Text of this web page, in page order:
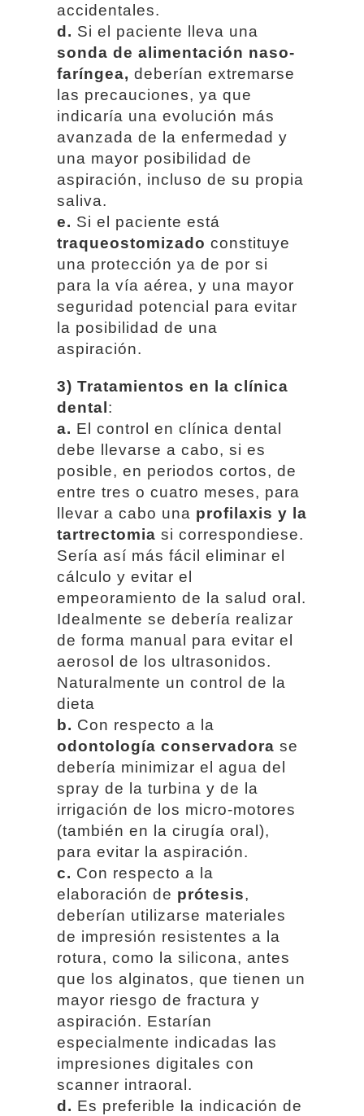
accidentales.
d. Si el paciente lleva una
sonda de alimentación naso-
faríngea, deberían extremarse
las precauciones, ya que
indicaría una evolución más
avanzada de la enfermedad y
una mayor posibilidad de
aspiración, incluso de su propia
saliva.
e. Si el paciente está
traqueostomizado constituye
una protección ya de por si
para la vía aérea, y una mayor
seguridad potencial para evitar
la posibilidad de una
aspiración.
3) Tratamientos en la clínica
dental:
a. El control en clínica dental
debe llevarse a cabo, si es
posible, en periodos cortos, de
entre tres o cuatro meses, para
llevar a cabo una profilaxis y la
tartrectomia si correspondiese.
Sería así más fácil eliminar el
cálculo y evitar el
empeoramiento de la salud oral.
Idealmente se debería realizar
de forma manual para evitar el
aerosol de los ultrasonidos.
Naturalmente un control de la
dieta
b. Con respecto a la
odontología conservadora se
debería minimizar el agua del
spray de la turbina y de la
irrigación de los micro-motores
(también en la cirugía oral),
para evitar la aspiración.
c. Con respecto a la
elaboración de prótesis,
deberían utilizarse materiales
de impresión resistentes a la
rotura, como la silicona, antes
que los alginatos, que tienen un
mayor riesgo de fractura y
aspiración. Estarían
especialmente indicadas las
impresiones digitales con
scanner intraoral.
d. Es preferible la indicación de